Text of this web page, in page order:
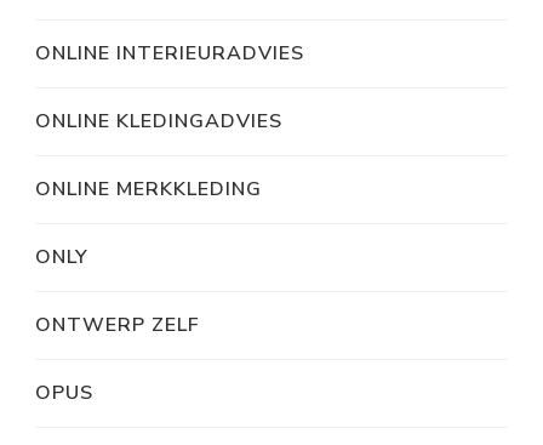
ONLINE INTERIEURADVIES
ONLINE KLEDINGADVIES
ONLINE MERKKLEDING
ONLY
ONTWERP ZELF
OPUS